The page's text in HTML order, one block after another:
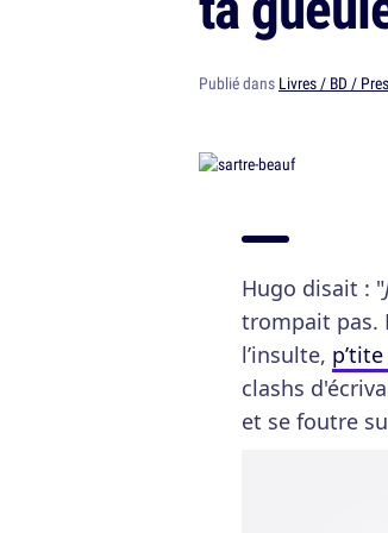
Publié dans Livres / BD /
Hugo disait : "
trompait pas.
l’insulte,
clashs
et se foutre